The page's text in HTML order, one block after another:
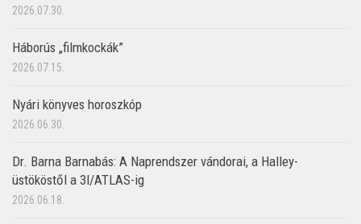
2026.07.30.
Háborús „filmkockák”
2026.07.15.
Nyári könyves horoszkóp
2026.06.30.
Dr. Barna Barnabás: A Naprendszer vándorai, a Halley-
üstököstől a 3I/ATLAS-ig
2026.06.18.